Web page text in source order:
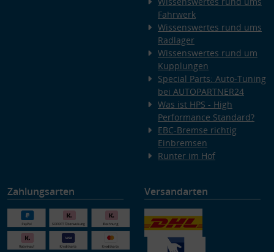
Fahrwerk
Wissenswertes rund ums
Radlager
Wissenswertes rund um
Kupplungen
Special Parts: Auto-Tuning
bei AUTOPARTNER24
Was ist HPS - High
Performance Standard?
EBC-Bremse richtig
Einbremsen
Runter im Hof
Zahlungsarten Versandarten